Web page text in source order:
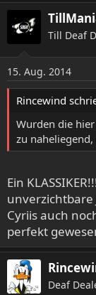
a
k
n
e
n
Till Deaf
15. Aug. 2014
Rincewind
Wurden die
zu
Ein
unverzichtbare
Cyriis auch
perfekt
Deaf